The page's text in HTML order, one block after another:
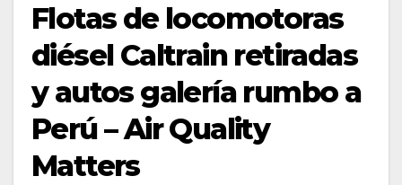
Flotas de locomotoras
diésel Caltrain retiradas
y autos galería rumbo a
Perú – Air Quality
Matters